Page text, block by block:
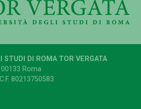
STUDI DI ROMA TOR VERGATA
Roma
80213750583